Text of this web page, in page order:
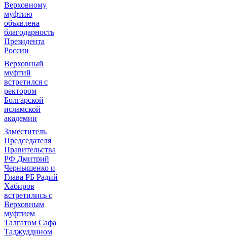
Верховному
муфтию
объявлена
благодарность
Президента
России
Верховный
муфтий
встретился с
ректором
Болгарской
исламской
академии
Заместитель
Председателя
Правительства
РФ Дмитрий
Чернышенко и
Глава РБ Радий
Хабиров
встретились с
Верховным
муфтием
Талгатом Сафа
Таджуддином